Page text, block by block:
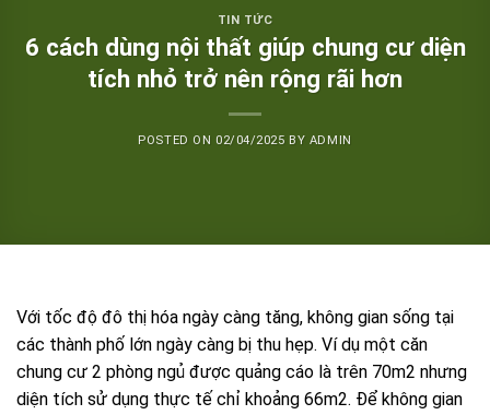
TIN TỨC
6 cách dùng nội thất giúp chung cư diện
tích nhỏ trở nên rộng rãi hơn
POSTED ON 02/04/2025 BY ADMIN
Với tốc độ đô thị hóa ngày càng tăng, không gian sống tại
các thành phố lớn ngày càng bị thu hẹp. Ví dụ một căn
chung cư 2 phòng ngủ được quảng cáo là trên 70m2 nhưng
diện tích sử dụng thực tế chỉ khoảng 66m2. Để không gian